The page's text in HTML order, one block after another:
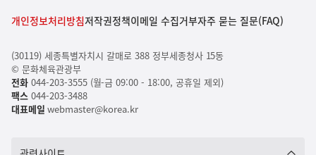
개인정보처리방침저작권정책이메일 수집거부자주 묻는 질문(FAQ)
(30119) 세종특별자치시 갈매로 388 정부세종청사 15동
© 문화체육관광부
전화044-203-3555 (월-금 09:00 - 18:00, 공휴일 제외)
팩스044-203-3488
대표메일 webmaster@korea.kr